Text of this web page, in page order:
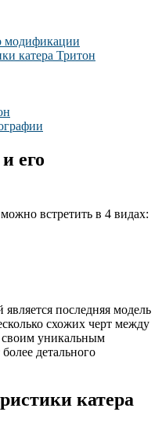
модификации
катера Тритон
его
встретить в 4 видах:
последняя модель
схожих черт между
своим уникальным
детального
катера